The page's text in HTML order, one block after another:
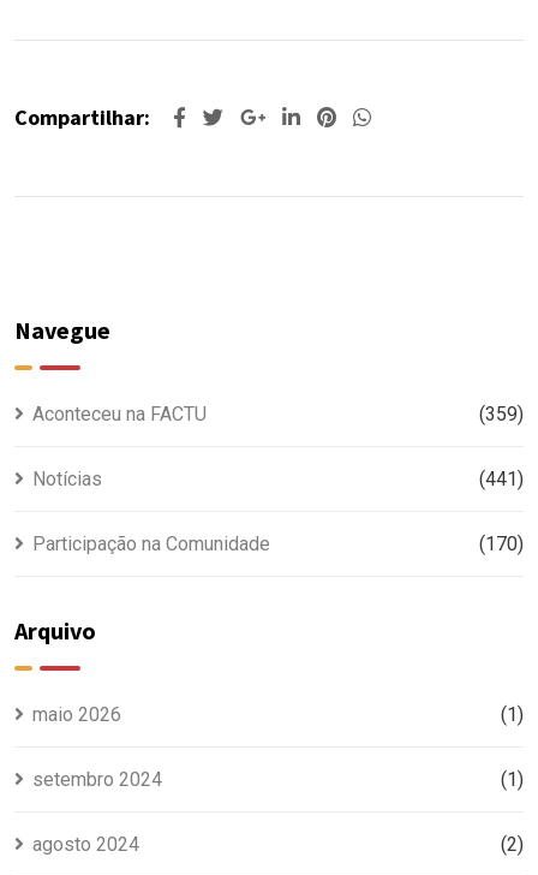
Compartilhar:
Navegue
Aconteceu na FACTU (359)
Notícias (441)
Participação na Comunidade (170)
Arquivo
maio 2026 (1)
setembro 2024 (1)
agosto 2024 (2)